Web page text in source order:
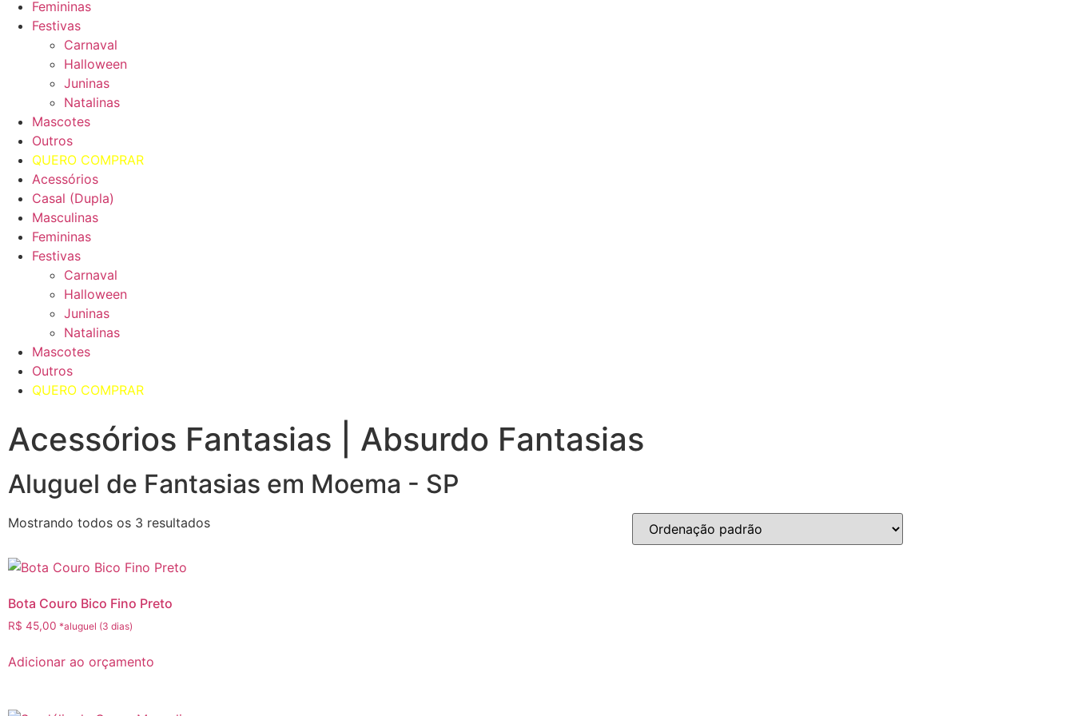
Femininas
Festivas
Carnaval
Halloween
Juninas
Natalinas
Mascotes
Outros
QUERO COMPRAR
Acessórios
Casal (Dupla)
Masculinas
Femininas
Festivas
Carnaval
Halloween
Juninas
Natalinas
Mascotes
Outros
QUERO COMPRAR
Acessórios Fantasias | Absurdo Fantasias
Aluguel de Fantasias em Moema - SP
Mostrando todos os 3 resultados
Bota Couro Bico Fino Preto
R$ 45,00
Adicionar ao orçamento